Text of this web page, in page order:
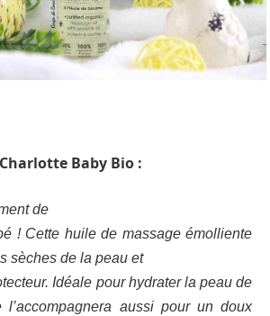
Baby Bio :
de
! Cette huile de massage émolliente
sèches de la peau et
Idéale pour hydrater la peau de
l’accompagnera aussi pour un doux